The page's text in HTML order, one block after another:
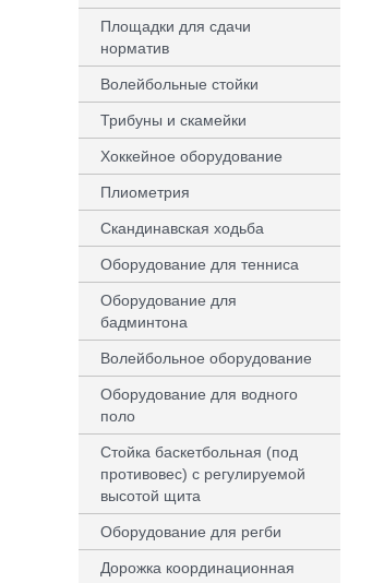
Площадки для сдачи
норматив
Волейбольные стойки
Трибуны и скамейки
Хоккейное оборудование
Плиометрия
Скандинавская ходьба
Оборудование для тенниса
Оборудование для
бадминтона
Волейбольное оборудование
Оборудование для водного
поло
Стойка баскетбольная (под
противовес) с регулируемой
высотой щита
Оборудование для регби
Дорожка координационная